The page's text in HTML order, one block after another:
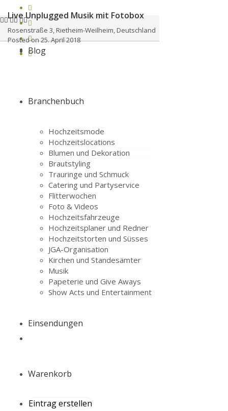
Blog
Branchenbuch
Hochzeitsmode
Hochzeitslocations
Blumen und Dekoration
Brautstyling
Trauringe und Schmuck
Catering und Partyservice
Flitterwochen
Foto & Videos
Hochzeitsfahrzeuge
Hochzeitsplaner und Redner
Hochzeitstorten und Süsses
JGA-Organisation
Kirchen und Standesämter
Musik
Papeterie und Give Aways
Show Acts und Entertainment
Einsendungen
Warenkorb
Eintrag erstellen
Live Unplugged Musik mit Fotobox
Rosenstraße 3, Rietheim-Weilheim, Deutschland
Posted on 25. April 2018